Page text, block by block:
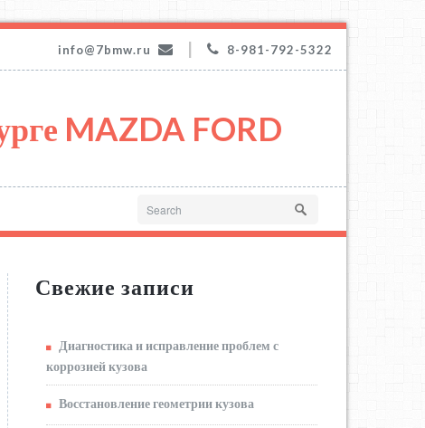
info@7bmw.ru 8-981-792-5322
MAZDA FORD
Свежие записи
Диагностика и исправление проблем с
коррозией кузова
Восстановление геометрии кузова